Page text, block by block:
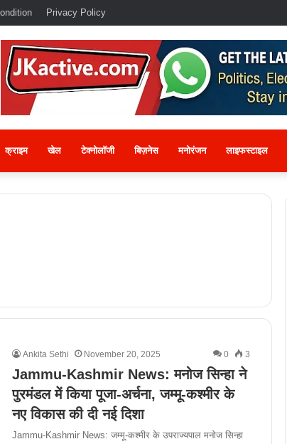
Privacy Policy
क्राइम खेल टेक्नोलॉजी बिज़नेस मनोरंजन लाइफस्टाइल
Ankita Sethi November 20, 2025 0 3
Jammu-Kashmir News: मनोज सिन्हा ने
पुरमंडल में किया पूजा-अर्चना, जम्मू-कश्मीर के
नए विकास की दी नई दिशा
Jammu-Kashmir News: जम्मू-कश्मीर के उपराज्यपाल मनोज सिन्हा